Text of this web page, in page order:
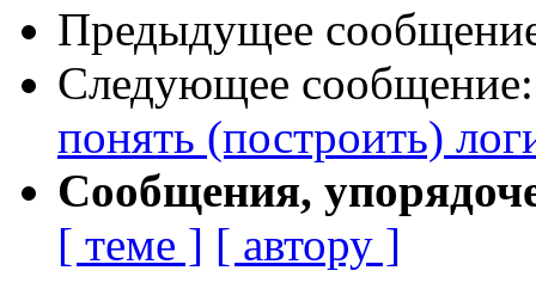
Предыдущее
Следующее
понять (построить)
Сообщения,
[ теме ] [ автору ]